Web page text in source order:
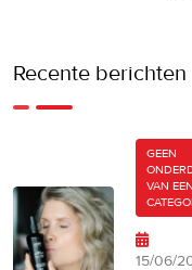
Recente berichten
GEEN
VAN EEN
15/06/